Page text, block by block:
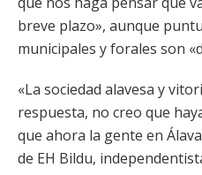
breve plazo», aunque
municipales y forales son
«La sociedad alavesa y
respuesta, no creo que
que ahora la gente en
de EH Bildu,